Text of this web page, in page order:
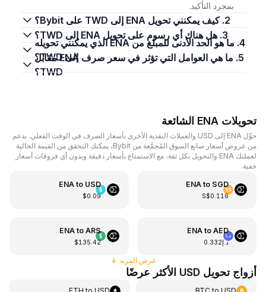
بمجرد التأكيد.
2. كيف يمكنني تحويل ENA إلى TWD على Bybit؟
3. هل هناك أي رسوم على تحويل ENA إلى TWD؟
4. ما هو الحد الأدنى للمبلغ من ENA الذي يمكنني تحويله
إلى TWD؟ 5. ما هي العوامل التي تؤثر في سعر صرف ENA مقابل
TWD؟
تحويلات ENA الشائعة
حوِّل ENA إلى USD والعملات النقدية الأخرى بأسعار الصرف في الوقت الفعلي. بدعم
من عروض أسعار صانع السوق المُجمَّعة من Bybit، يمكنك التحقق من القيمة الحالية
لعملتك ENA والتحويل بكل ثقة، مع الاستمتاع بأسعار دقيقة وبدون أي فروقات أسعار
خفية.
ENA to SGD
S$0.116
ENA to USD
$0.09
ENA toAED
د.إ0.332
ENA toARS
$135.42
عرض المزيد ↓
أزواج تحويل USD الأكثر عرضًا
BTCtoUSD
ETH toUSD